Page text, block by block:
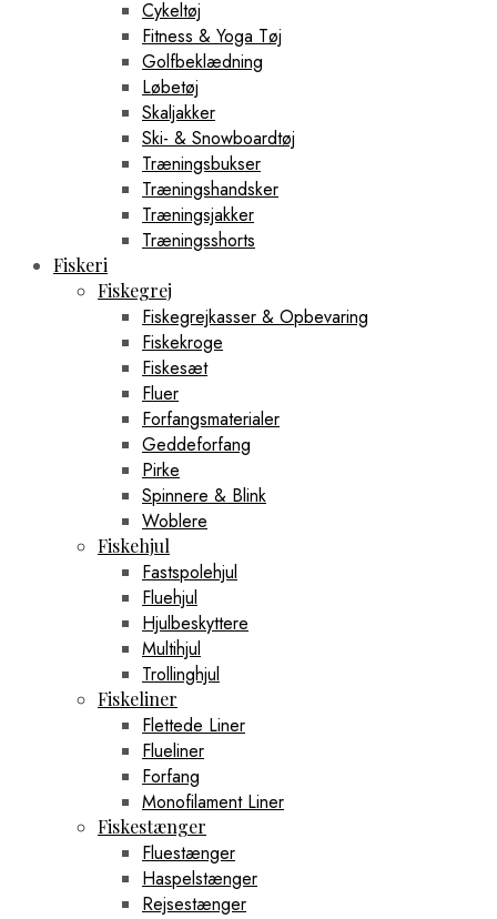
Cykeltøj
Fitness & Yoga Tøj
Golfbeklædning
Løbetøj
Skaljakker
Ski- & Snowboardtøj
Træningsbukser
Træningshandsker
Træningsjakker
Træningsshorts
Fiskeri
Fiskegrej
Fiskegrejkasser & Opbevaring
Fiskekroge
Fiskesæt
Fluer
Forfangsmaterialer
Geddeforfang
Pirke
Spinnere & Blink
Woblere
Fiskehjul
Fastspolehjul
Fluehjul
Hjulbeskyttere
Multihjul
Trollinghjul
Fiskeliner
Flettede Liner
Flueliner
Forfang
Monofilament Liner
Fiskestænger
Fluestænger
Haspelstænger
Rejsestænger